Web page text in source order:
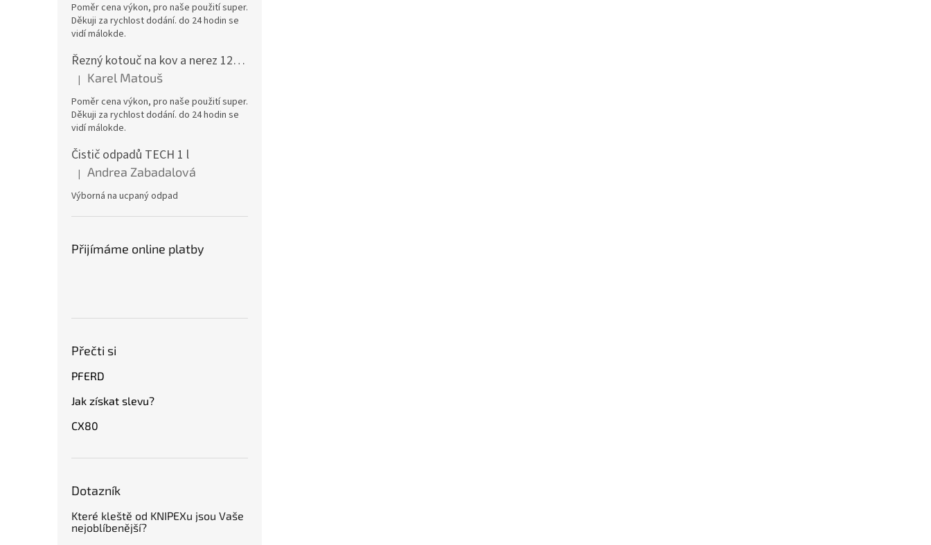
Poměr cena výkon, pro naše použití super.
Děkuji za rychlost dodání. do 24 hodin se
vidí málokde.
Řezný kotouč na kov a nerez 125x1,0x22 A46T6BF, balení 25ks
Hodnocení produktu je 5 z 5 hvězdiček.
| Karel Matouš
Poměr cena výkon, pro naše použití super.
Děkuji za rychlost dodání. do 24 hodin se
vidí málokde.
Čistič odpadů TECH 1 l
Hodnocení produktu je 5 z 5 hvězdiček.
| Andrea Zabadalová
Výborná na ucpaný odpad
Přijímáme online platby
Přečti si
PFERD
Jak získat slevu?
CX80
Dotazník
Které kleště od KNIPEXu jsou Vaše
nejoblíbenější?